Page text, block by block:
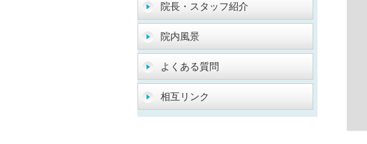
院長・スタッフ紹介
院内風景
よくある質問
相互リンク